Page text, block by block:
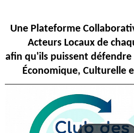
Adhésion
partenaire
Une Plateforme
Acteurs Locaux de
afin qu'ils puissent
Économique, Culturelle